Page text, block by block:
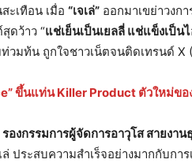
ะเทือน เมื่อ “เจเล่” ออกมาเขย่าวงก
ดว้าว “แช่เย็นเป็นเยลลี่ แช่แข็งเป็น
วมท้น ถูกใจชาวเน็ตจนติดเทรนด์
ขึ้นแท่น Killer Product ตัวใหม่ของ
องกรรมการผู้จัดการอาวุโส สายง
ล่ ประสบความสำเร็จอย่างมากกับก